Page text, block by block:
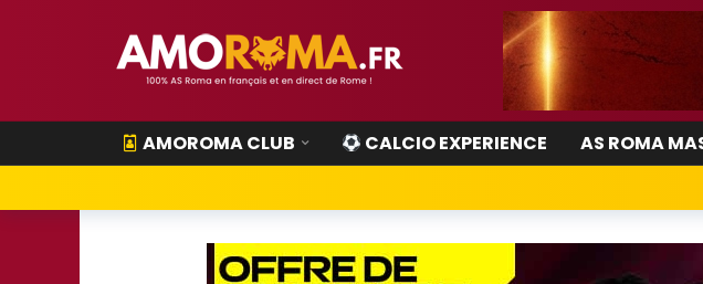
AMOROMA CLUB CALCIO EXPERIENCE AS ROMA